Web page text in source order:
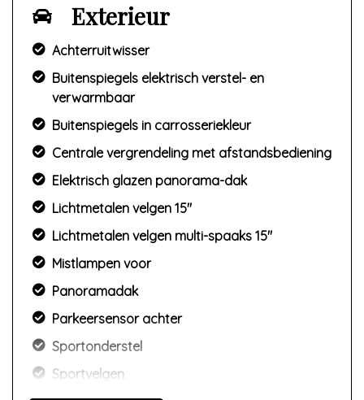
Exterieur
Achterruitwisser
Buitenspiegels elektrisch verstel- en
verwarmbaar
Buitenspiegels in carrosseriekleur
Centrale vergrendeling met afstandsbediening
Elektrisch glazen panorama-dak
Lichtmetalen velgen 15"
Lichtmetalen velgen multi-spaaks 15"
Mistlampen voor
Panoramadak
Parkeersensor achter
Sportonderstel
Sportvelgen